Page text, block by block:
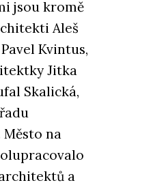
- LD
jsou kromě
Aleš
Kvintus,
Jitka
Skalická,
na
a